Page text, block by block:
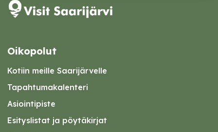
Oikopolut
Kotiin meille Saarijärvelle
Tapahtumakalenteri
Asiointipiste
Esityslistat ja pöytäkirjat